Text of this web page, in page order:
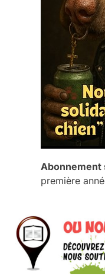
Abonnement
première